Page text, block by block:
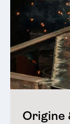
Origine